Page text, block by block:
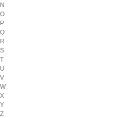
N
O
P
Q
R
S
T
U
V
W
X
Y
Z